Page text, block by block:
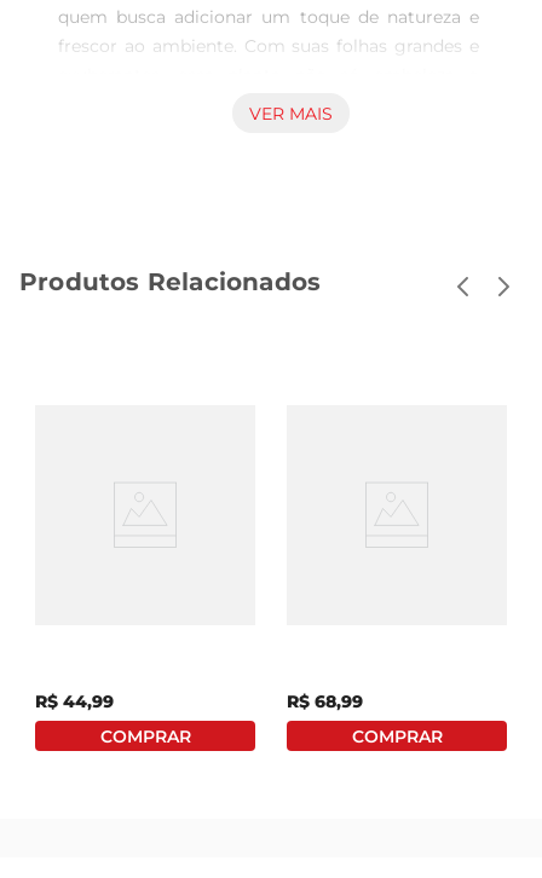
quem busca adicionar um toque de natureza e
frescor ao ambiente. Com suas folhas grandes e
espaço, mas também traz uma sensação de
mantenha saudável e vibrante, é importante
VER MAIS
Produtos Relacionados
R$ 44,99 R$ 68,99